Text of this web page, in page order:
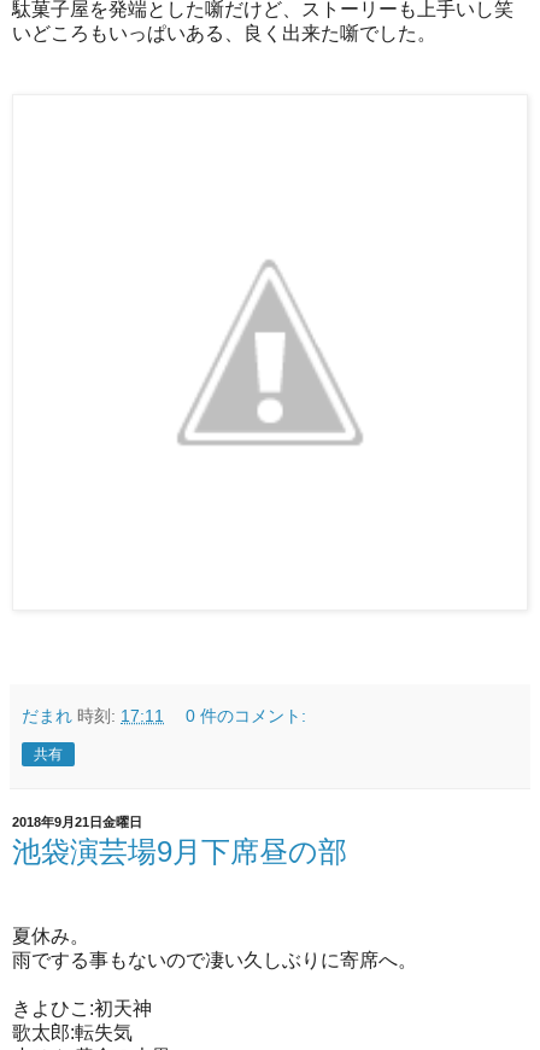
駄菓子屋を発端とした噺だけど、ストーリーも上手いし笑
いどころもいっぱいある、良く出来た噺でした。
だまれ 時刻: 17:11 0 件のコメント:
共有
2018年9月21日金曜日
池袋演芸場9月下席昼の部
夏休み。
雨でする事もないので凄い久しぶりに寄席へ。
きよひこ:初天神
歌太郎:転失気